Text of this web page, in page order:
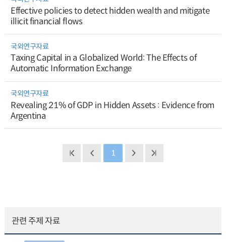
Effective policies to detect hidden wealth and mitigate
illicit financial flows
국외연구자료
Taxing Capital in a Globalized World: The Effects of
Automatic Information Exchange
국외연구자료
Revealing 21% of GDP in Hidden Assets : Evidence from
Argentina
1
관련 주제 자료